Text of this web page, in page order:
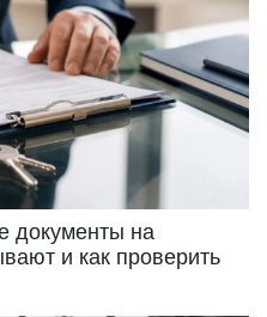
документы на
и как проверить